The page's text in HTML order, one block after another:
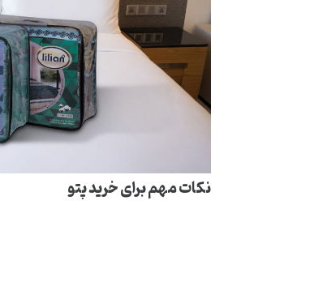
نکات مهم برای خرید پتو